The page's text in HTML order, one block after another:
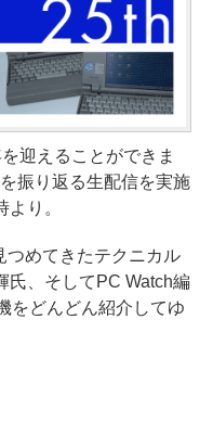
迎えることができま
振り返る生配信を実施
り。
めてきたテクニカル
氏、そしてPC Watch編
をどんどん紹介してゆ